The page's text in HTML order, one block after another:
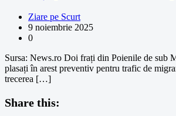
Ziare pe Scurt
9 noiembrie 2025
0
Sursa: News.ro Doi frați din Poienile de sub
plasați în arest preventiv pentru trafic de
trecerea […]
Share this: